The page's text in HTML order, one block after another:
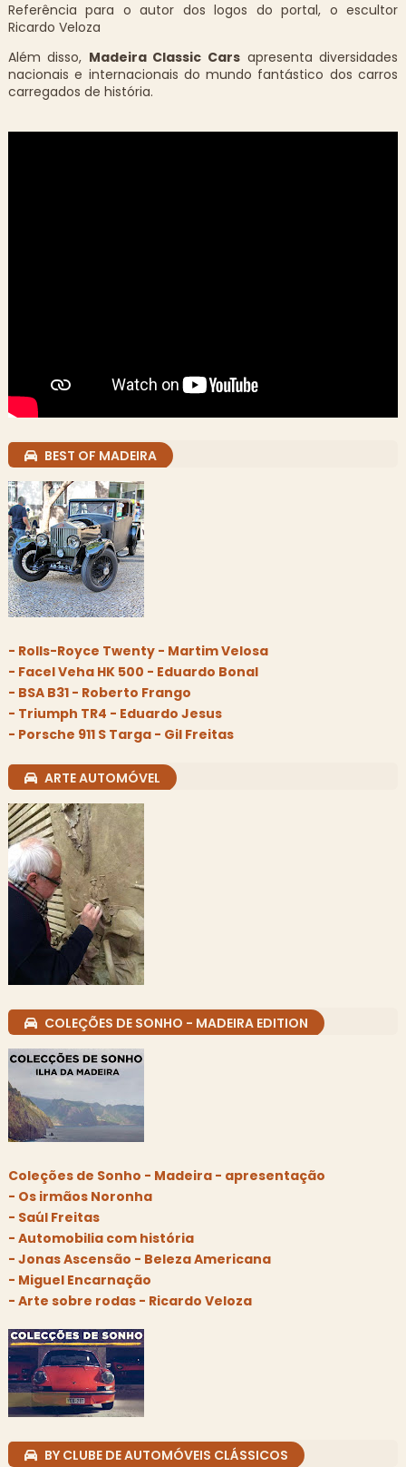
Referência para o autor dos logos do portal, o escultor
Ricardo Veloza
Além disso, Madeira Classic Cars apresenta diversidades
nacionais e internacionais do mundo fantástico dos carros
carregados de história.
BEST OF MADEIRA
- Rolls-Royce Twenty - Martim Velosa
- Facel Veha HK 500 - Eduardo Bonal
- BSA B31 - Roberto Frango
- Triumph TR4 - Eduardo Jesus
- Porsche 911 S Targa - Gil Freitas
ARTE AUTOMÓVEL
COLEÇÕES DE SONHO - MADEIRA EDITION
Coleções de Sonho - Madeira - apresentação
- Os irmãos Noronha
- Saúl Freitas
- Automobilia com história
- Jonas Ascensão - Beleza Americana
- Miguel Encarnação
- Arte sobre rodas - Ricardo Veloza
BY CLUBE DE AUTOMÓVEIS CLÁSSICOS